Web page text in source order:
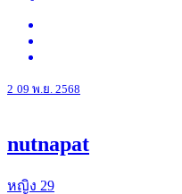
2 09 พ.ย. 2568
nutnapat
หญิง 29